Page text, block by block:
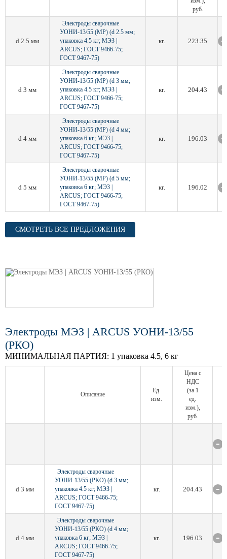
руб.
d 2.5 мм
Электроды сварочные
УОНИ-13/55 (МР) (d 2.5 мм;
упаковка 4.5 кг; МЭЗ |
ARCUS; ГОСТ 9466-75;
ГОСТ 9467-75)
кг. 223.35
d 3 мм
Электроды сварочные
УОНИ-13/55 (МР) (d 3 мм;
упаковка 4.5 кг; МЭЗ |
ARCUS; ГОСТ 9466-75;
ГОСТ 9467-75)
кг. 204.43
d 4 мм
Электроды сварочные
УОНИ-13/55 (МР) (d 4 мм;
упаковка 6 кг; МЭЗ |
ARCUS; ГОСТ 9466-75;
ГОСТ 9467-75)
кг. 196.03
d 5 мм
Электроды сварочные
УОНИ-13/55 (МР) (d 5 мм;
упаковка 6 кг; МЭЗ |
ARCUS; ГОСТ 9466-75;
ГОСТ 9467-75)
кг. 196.02
СМОТРЕТЬ ВСЕ ПРЕДЛОЖЕНИЯ
Электроды МЭЗ | ARCUS УОНИ-13/55
(РКО)
МИНИМАЛЬНАЯ ПАРТИЯ: 1 упаковка 4.5, 6 кг
Описание
Ед.
изм.
Цена с
НДС
(за 1
ед.
изм.),
руб.
d 3 мм
Электроды сварочные
УОНИ-13/55 (РКО) (d 3 мм;
упаковка 4.5 кг; МЭЗ |
ARCUS; ГОСТ 9466-75;
ГОСТ 9467-75)
кг. 204.43
d 4 мм
Электроды сварочные
УОНИ-13/55 (РКО) (d 4 мм;
упаковка 6 кг; МЭЗ |
ARCUS; ГОСТ 9466-75;
ГОСТ 9467-75)
кг. 196.03